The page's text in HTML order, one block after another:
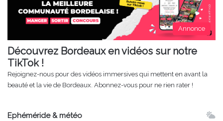
Annonce
Découvrez Bordeaux en vidéos sur notre
TikTok !
Rejoignez-nous pour des vidéos immersives qui mettent en avant la
beauté et la vie de Bordeaux. Abonnez-vous pour ne rien rater !
Ephéméride & météo